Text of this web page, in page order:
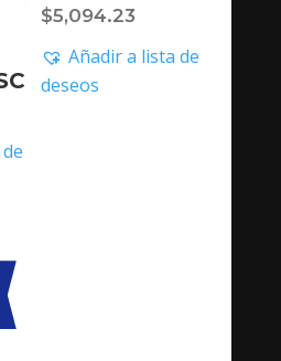
$5,094.23
Añadir a lista de
deseos